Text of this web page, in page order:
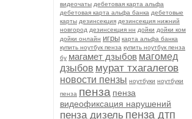
видеочаты дебетовая карта альфа
дебетовая карта альфа банка дебетовые
карты дезинсекция дезинсекция нижний
новгород дезинсекция нн дойки дойки ком
дойки онлайн игры карта альфа банка
купить ноутбук пенза купить ноутбук пенза
бу магамет дзыбов магомед
дзыбов мурат тхагалегов
новости пензы ноутбуки ноутбуки
пенза пенза пенза
видеофиксация нарушений
пенза дизель пенза дтп